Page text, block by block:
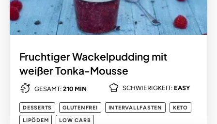
Fruchtiger Wackelpudding mit
weißer Tonka-Mousse
GESAMT: 210 MIN SCHWIERIGKEIT: EASY
DESSERTS GLUTENFREI INTERVALLFASTEN
KETO
LIPÖDEM
LOW CARB